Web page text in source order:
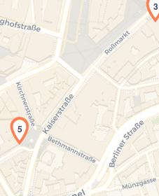
Laden der Karte...
3
5